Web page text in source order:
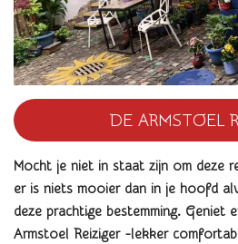
DE ARMSTOEL
Mocht je niet in staat zijn om deze
er is niets mooier dan in je hoofd
deze prachtige bestemming. Geniet
Armstoel Reiziger -lekker